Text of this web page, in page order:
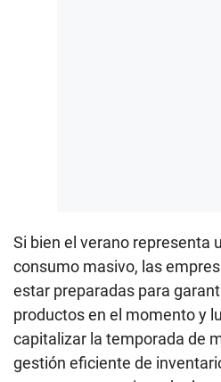
Si bien el verano representa
consumo masivo, las
estar preparadas para
productos en el momento y
capitalizar la temporada de
gestión eficiente de